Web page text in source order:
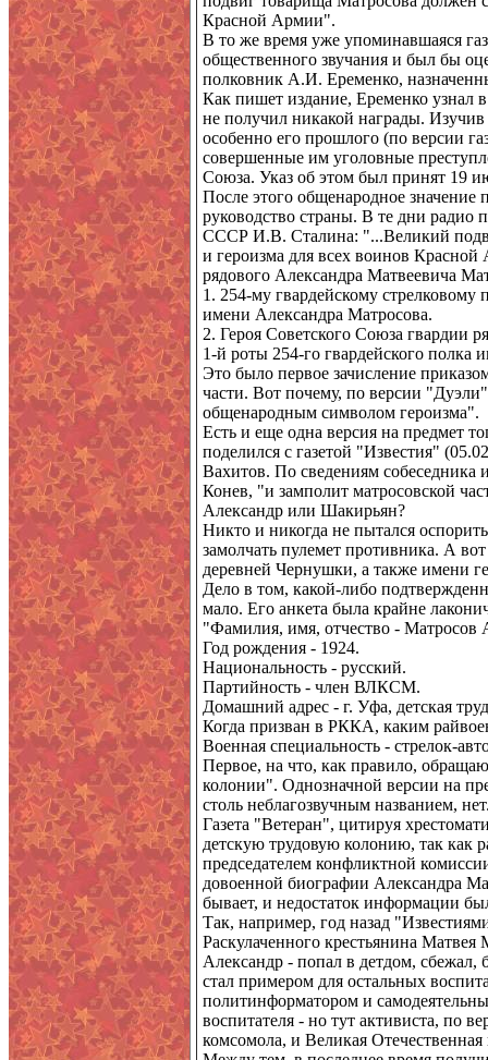
Красной Армии".
В то же время уже упоминавшаяся
общественного звучания и был бы
полковник А.И. Еременко,
Как пишет издание, Еременко узнал
не получил никакой награды.
особенно его прошлого (по версии
совершенные им уголовные
Союза. Указ об этом был принят 19
После этого общенародное значение
руководство страны. В те дни радио
СССР И.В. Сталина: "...Великий
и героизма для всех воинов
рядового Александра Матвеевича
1. 254-му гвардейскому
имени Александра Матросова.
2. Героя Советского Союза гвардии
1-й роты 254-го гвардейского полка
Это было первое зачисление
части. Вот почему, по версии
общенародным символом героизма".
Есть и еще одна версия на предмет
поделился с газетой "Известия"
Вахитов. По сведениям собеседника
Конев, "и замполит матросовской
Александр или Шакирьян?
Никто и никогда не пытался
замолчать пулемет противника. А
деревней Чернушки, а также имени
Дело в том, какой-либо
мало. Его анкета была крайне
"Фамилия, имя, отчество - Матросов
Год рождения - 1924.
Национальность - русский.
Партийность - член ВЛКСМ.
Домашний адрес - г. Уфа, детская
Когда призван в РККА, каким
Военная специальность - стрелок-
Первое, на что, как правило,
колонии". Однозначной версии на
столь неблагозвучным названием,
Газета "Ветеран", цитируя
детскую трудовую колонию, так как
председателем конфликтной
довоенной биографии Александра
бывает, и недостаток информации
Так, например, год назад
Раскулаченного крестьянина
Александр - попал в детдом,
стал примером для остальных
политинформатором и
воспитателя - но тут активиста, по
комсомола, и Великая Отечественная